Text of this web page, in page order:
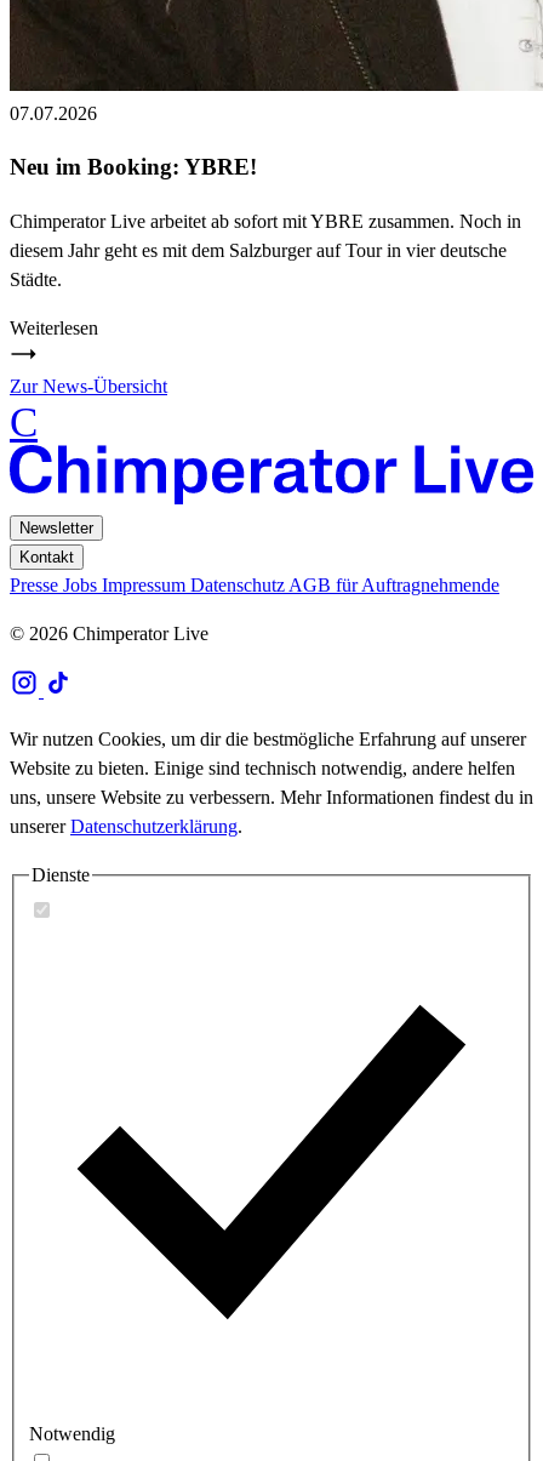
07.07.2026
Neu im Booking: YBRE!
Chimperator Live arbeitet ab sofort mit YBRE zusammen. Noch in
diesem Jahr geht es mit dem Salzburger auf Tour in vier deutsche
Städte.
Weiterlesen
Zur News-Übersicht
C
Newsletter
Kontakt
Presse Jobs Impressum DatenschutzAGB für Auftragnehmende
© 2026 Chimperator Live
Wir nutzen Cookies, um dir die bestmögliche Erfahrung auf unserer
Website zu bieten. Einige sind technisch notwendig, andere helfen
uns, unsere Website zu verbessern. Mehr Informationen findest du in
unsererDatenschutzerklärung.
Dienste
Notwendig